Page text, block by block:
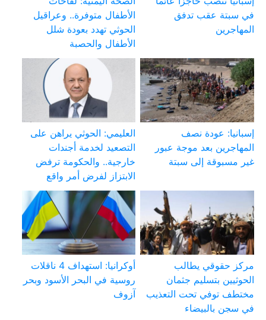
في سبتة عقب تدفق
المهاجرين
الأطفال متوفرة.. وعراقيل
الحوثي تهدد بعودة شلل
الأطفال والحصبة
إسبانيا: عودة نصف
المهاجرين بعد موجة عبور
غير مسبوقة إلى سبتة
العليمي: الحوثي يراهن على
التصعيد لخدمة أجندات
خارجية.. والحكومة ترفض
الابتزاز لفرض أمر واقع
مركز حقوقي يطالب
الحوثيين بتسليم جثمان
مختطف توفي تحت التعذيب
في سجن بالبيضاء
أوكرانيا: استهداف 4 ناقلات
روسية في البحر الأسود وبحر
آزوف